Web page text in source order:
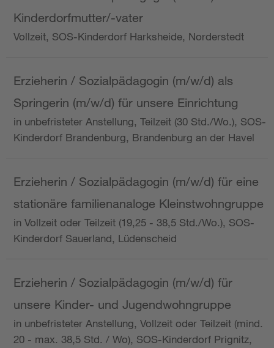
Kinderdorfmutter/-vater
Vollzeit, SOS-Kinderdorf Harksheide, Norderstedt
Erzieherin / Sozialpädagogin (m/w/d) als
Springerin (m/w/d) für unsere Einrichtung
in unbefristeter Anstellung, Teilzeit (30 Std./Wo.), SOS-
Kinderdorf Brandenburg, Brandenburg an der Havel
Erzieherin / Sozialpädagogin (m/w/d) für eine
stationäre familienanaloge Kleinstwohngruppe
in Vollzeit oder Teilzeit (19,25 - 38,5 Std./Wo.), SOS-
Kinderdorf Sauerland, Lüdenscheid
Erzieherin / Sozialpädagogin (m/w/d) für
unsere Kinder- und Jugendwohngruppe
in unbefristeter Anstellung, Vollzeit oder Teilzeit (mind.
20 - max. 38,5 Std. / Wo), SOS-Kinderdorf Prignitz,